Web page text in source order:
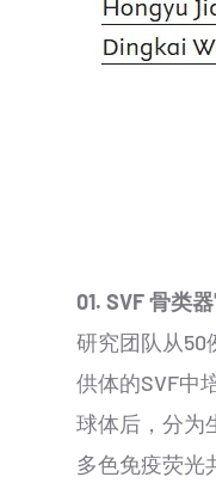
01. SVF 骨类
研究团队从50
供体的SVF中
球体后，分为
多色免疫荧光